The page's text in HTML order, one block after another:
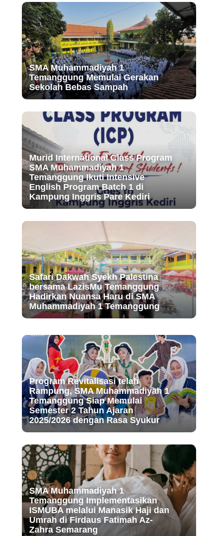
SMA Muhammadiyah 1
Temanggung Memulai Gerakan
Sekolah Bebas Sampah
Murid International Class Program
SMA Muhammadiyah 1
Temanggung Ikuti Intensive
English Program Batch 1 di
Kampung Inggris Pare Kediri
Safari Dakwah Syekh Palestina
bersama LazisMu Temanggung
Hadirkan Nuansa Haru di SMA
Muhammadiyah 1 Temanggung
Program Revitalisasi telah
Rampung, SMA Muhammadiyah 1
Temanggung Siap Memulai
Semester 2 Tahun Ajaran
2025/2026 dengan Rasa Syukur
SMA Muhammadiyah 1
Temanggung Implementasikan
ISMUBA melalui Manasik Haji dan
Umrah di Firdaus Fatimah Az-
Zahra Semarang